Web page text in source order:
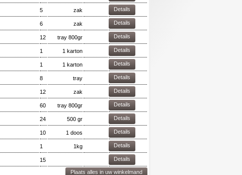
5 zak Details
6 zak Details
12 tray 800gr Details
1 1 karton Details
1 1 karton Details
8 tray Details
12 zak Details
60 tray 800gr Details
24 500 gr Details
10 1 doos Details
1 1kg Details
15 Details
Plaats alles in uw winkelmand